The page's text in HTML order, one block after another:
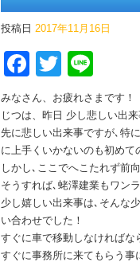
投稿日 2017年11月16日
Facebook
Twitter
みなさん、お疲れさまです！
じつは、昨日 少し悲しい出
先に悲しい出来事ですが､特
に上手くいかないのも初めて
しかし､ここでへこたれず前
そうすれば､蛯澤建業もワン
少し嬉しい出来事は､そんな
い合わせでした！
すぐに車で移動しなければな
すぐに事務所に来てもらう事